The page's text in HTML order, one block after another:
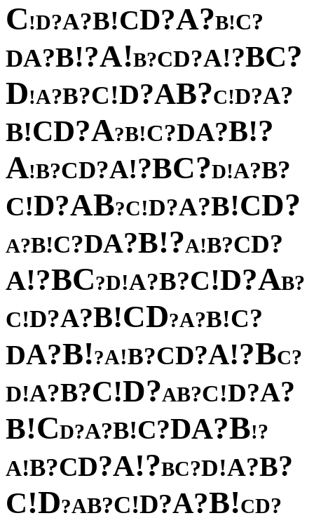
C!D?A?B!CD?A?B!C?
DA?B!?A!B?CD?A!?BC?
D!A?B?C!D?AB?C!D?A?
B!CD?A?B!C?DA?B!?
A!B?CD?A!?BC?D!A?B?
C!D?AB?C!D?A?B!CD?
A?B!C?DA?B!?A!B?CD?
A!?BC?D!A?B?C!D?AB?
C!D?A?B!CD?A?B!C?
DA?B!?A!B?CD?A!?BC?
D!A?B?C!D?AB?C!D?A?
B!CD?A?B!C?DA?B!?
A!B?CD?A!?BC?D!A?B?
C!D?AB?C!D?A?B!CD?